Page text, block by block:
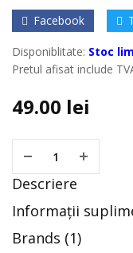
Facebook
Disponiblitate: Stoc
Pretul afisat include
49.00 lei
Descriere
Informații
Brands (1)